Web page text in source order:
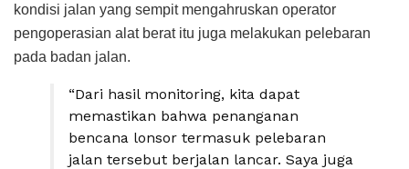
kondisi jalan yang sempit mengahruskan operator
pengoperasian alat berat itu juga melakukan pelebaran
pada badan jalan.
“Dari hasil monitoring, kita dapat
memastikan bahwa penanganan
bencana lonsor termasuk pelebaran
jalan tersebut berjalan lancar. Saya juga